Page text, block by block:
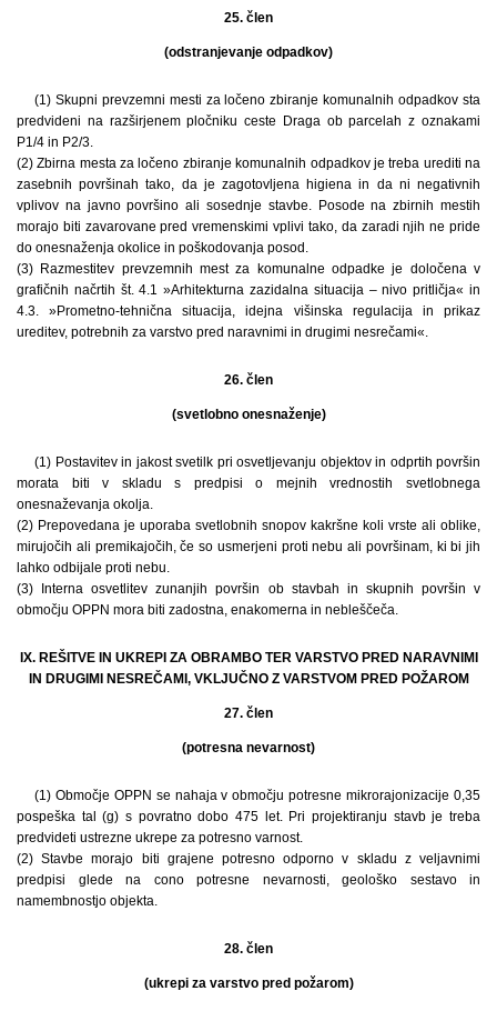
25. člen
(odstranjevanje odpadkov)
(1) Skupni prevzemni mesti za ločeno zbiranje komunalnih odpadkov sta
predvideni na razširjenem pločniku ceste Draga ob parcelah z oznakami
P1/4 in P2/3.
(2) Zbirna mesta za ločeno zbiranje komunalnih odpadkov je treba urediti na
zasebnih površinah tako, da je zagotovljena higiena in da ni negativnih
vplivov na javno površino ali sosednje stavbe. Posode na zbirnih mestih
morajo biti zavarovane pred vremenskimi vplivi tako, da zaradi njih ne pride
do onesnaženja okolice in poškodovanja posod.
(3) Razmestitev prevzemnih mest za komunalne odpadke je določena v
grafičnih načrtih št. 4.1 »Arhitekturna zazidalna situacija – nivo pritličja« in
4.3. »Prometno-tehnična situacija, idejna višinska regulacija in prikaz
ureditev, potrebnih za varstvo pred naravnimi in drugimi nesrečami«.
26. člen
(svetlobno onesnaženje)
(1) Postavitev in jakost svetilk pri osvetljevanju objektov in odprtih površin
morata biti v skladu s predpisi o mejnih vrednostih svetlobnega
onesnaževanja okolja.
(2) Prepovedana je uporaba svetlobnih snopov kakršne koli vrste ali oblike,
mirujočih ali premikajočih, če so usmerjeni proti nebu ali površinam, ki bi jih
lahko odbijale proti nebu.
(3) Interna osvetlitev zunanjih površin ob stavbah in skupnih površin v
območju OPPN mora biti zadostna, enakomerna in nebleščeča.
IX. REŠITVE IN UKREPI ZA OBRAMBO TER VARSTVO PRED NARAVNIMI
IN DRUGIMI NESREČAMI, VKLJUČNO Z VARSTVOM PRED POŽAROM
27. člen
(potresna nevarnost)
(1) Območje OPPN se nahaja v območju potresne mikrorajonizacije 0,35
pospeška tal (g) s povratno dobo 475 let. Pri projektiranju stavb je treba
predvideti ustrezne ukrepe za potresno varnost.
(2) Stavbe morajo biti grajene potresno odporno v skladu z veljavnimi
predpisi glede na cono potresne nevarnosti, geološko sestavo in
namembnostjo objekta.
28. člen
(ukrepi za varstvo pred požarom)